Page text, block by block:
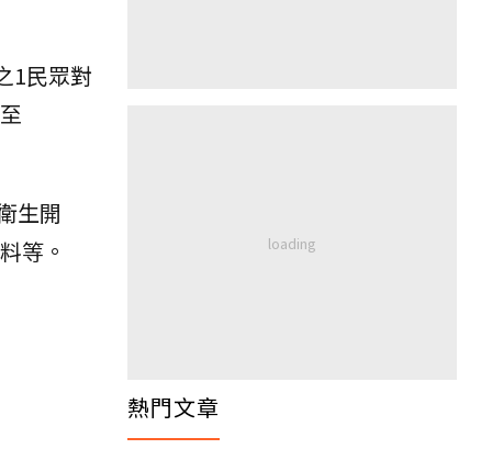
1民眾對
生開
等。
熱門文章